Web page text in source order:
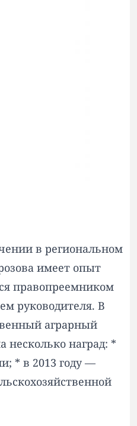
в региональном
имеет опыт
правопреемником
руководителя. В
аграрный
наград: *
* в 2013 году —